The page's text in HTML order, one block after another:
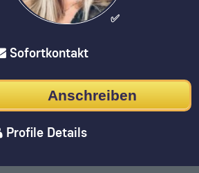
✅
Sofortkontakt
Anschreiben
Profile Details